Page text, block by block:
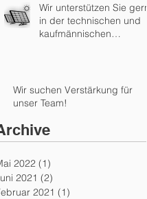
Wir unterstützen Sie gern
in der technischen und
kaufmännischen
Wir suchen Verstärkung für
unser Team!
2022 (1)
2021 (2)
2021 (1)